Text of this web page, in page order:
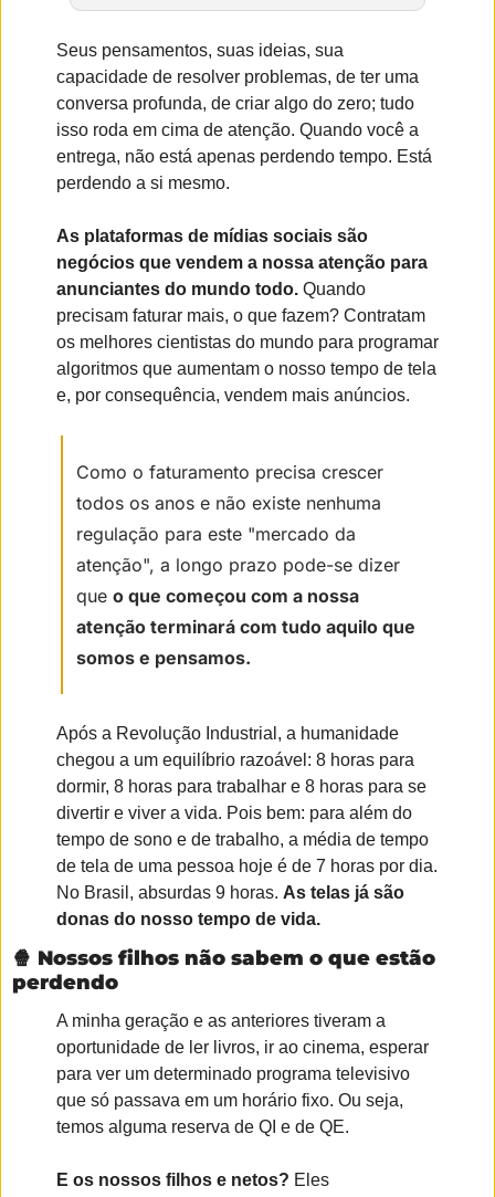
Seus pensamentos, suas ideias, sua
capacidade de resolver problemas, de ter uma
conversa profunda, de criar algo do zero; tudo
isso roda em cima de atenção. Quando você a
entrega, não está apenas perdendo tempo. Está
perdendo a si mesmo.
As plataformas de mídias sociais são
negócios que vendem a nossa atenção para
anunciantes do mundo todo. Quando
precisam faturar mais, o que fazem? Contratam
os melhores cientistas do mundo para programar
algoritmos que aumentam o nosso tempo de tela
e, por consequência, vendem mais anúncios.
Como o faturamento precisa crescer
todos os anos e não existe nenhuma
regulação para este "mercado da
atenção", a longo prazo pode-se dizer
que o que começou com a nossa
atenção terminará com tudo aquilo que
somos e pensamos.
Após a Revolução Industrial, a humanidade
chegou a um equilíbrio razoável: 8 horas para
dormir, 8 horas para trabalhar e 8 horas para se
divertir e viver a vida. Pois bem: para além do
tempo de sono e de trabalho, a média de tempo
de tela de uma pessoa hoje é de 7 horas por dia.
No Brasil, absurdas 9 horas. As telas já são
donas do nosso tempo de vida.
🍿 Nossos filhos não sabem o que estão
perdendo
A minha geração e as anteriores tiveram a
oportunidade de ler livros, ir ao cinema, esperar
para ver um determinado programa televisivo
que só passava em um horário fixo. Ou seja,
temos alguma reserva de QI e de QE.
E os nossos filhos e netos? Eles